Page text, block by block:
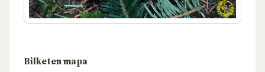
Bilketen mapa